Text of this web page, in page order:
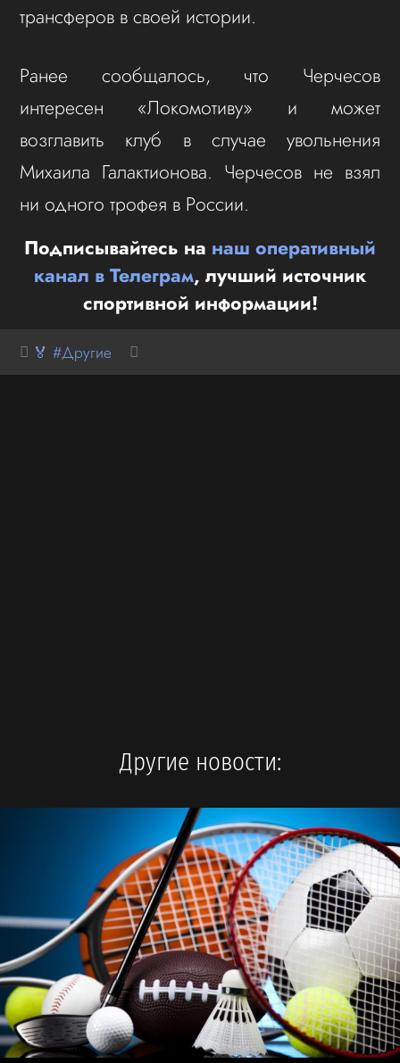
трансферов в своей истории.
Ранее сообщалось, что Черчесов
интересен «Локомотиву» и может
возглавить клуб в случае увольнения
Михаила Галактионова. Черчесов не взял
ни одного трофея в России.
Подписывайтесь на наш оперативный
канал в Телеграм, лучший источник
спортивной информации!
🏅 #Другие
Другие новости: